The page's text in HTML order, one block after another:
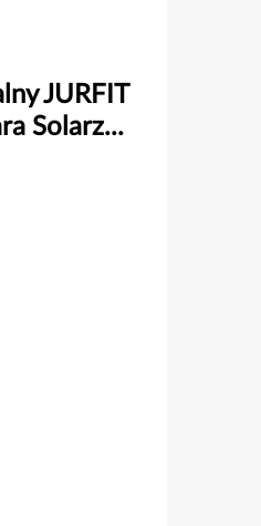
JURFIT
Solarz...